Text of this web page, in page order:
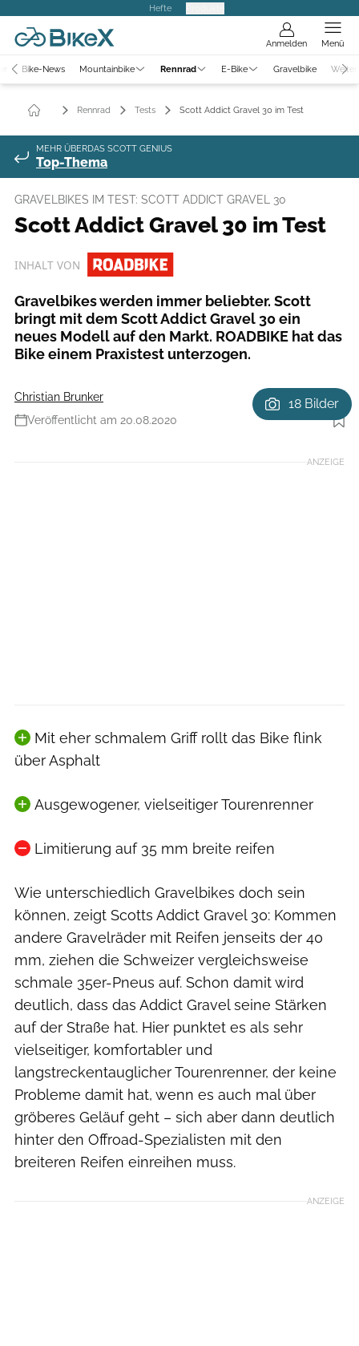
Hefte
Anmelden Menü
Bike-News Mountainbike Rennrad E-Bike Gravelbike
Rennrad Tests Scott Addict Gravel 30 im Test
MEHR ÜBERDAS SCOTT GENIUS
Top-Thema
GRAVELBIKES IM TEST: SCOTT ADDICT GRAVEL 30
Scott Addict Gravel 30 im Test
INHALT VON
Gravelbikes werden immer beliebter. Scott
bringt mit dem Scott Addict Gravel 30 ein
neues Modell auf den Markt. ROADBIKE hat das
Bike einem Praxistest unterzogen.
Christian Brunker
Veröffentlicht am 20.08.2020
Foto: Björn Hänssler
18 Bilder
ANZEIGE
Mit eher schmalem Griff rollt das Bike flink
über Asphalt
Ausgewogener, vielseitiger Tourenrenner
Limitierung auf 35 mm breite reifen
Wie unterschiedlich Gravelbikes doch sein
können, zeigt Scotts Addict Gravel 30: Kommen
andere Gravelräder mit Reifen jenseits der 40
mm, ziehen die Schweizer vergleichsweise
schmale 35er-Pneus auf. Schon damit wird
deutlich, dass das Addict Gravel seine Stärken
auf der Straße hat. Hier punktet es als sehr
vielseitiger, komfortabler und
langstreckentauglicher Tourenrenner, der keine
Probleme damit hat, wenn es auch mal über
gröberes Geläuf geht – sich aber dann deutlich
hinter den Offroad-Spezialisten mit den
breiteren Reifen einreihen muss.
ANZEIGE